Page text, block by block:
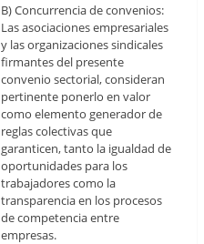
B) Concurrencia de convenios:
Las asociaciones empresariales
y las organizaciones sindicales
firmantes del presente
convenio sectorial, consideran
pertinente ponerlo en valor
como elemento generador de
reglas colectivas que
garanticen, tanto la igualdad de
oportunidades para los
trabajadores como la
transparencia en los procesos
de competencia entre
empresas.